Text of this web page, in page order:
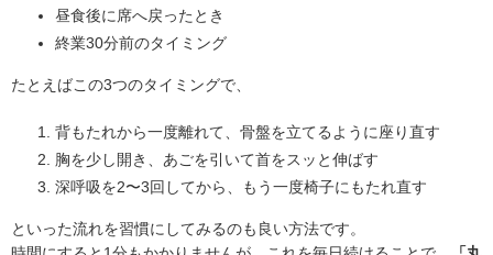
昼食後に席へ戻ったとき
終業30分前のタイミング
たとえばこの3つのタイミングで、
背もたれから一度離れて、骨盤を立てるように座り直す
胸を少し開き、あごを引いて首をスッと伸ばす
深呼吸を2〜3回してから、もう一度椅子にもたれ直す
といった流れを習慣にしてみるのも良い方法です。